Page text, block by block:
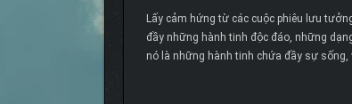
Lấy cảm hứng từ các cuộc phiêu lưu
đầy những hành tinh độc đáo, những
nó là những hành tinh chứa đầy sự sống,